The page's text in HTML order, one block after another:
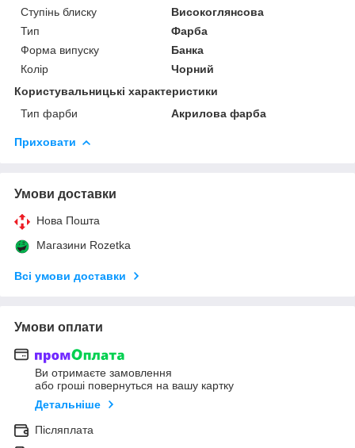
Ступінь блиску
Високоглянсова
Тип
Фарба
Форма випуску
Банка
Колір
Чорний
Користувальницькі характеристики
Тип фарби
Акрилова фарба
Приховати
Умови доставки
Нова Пошта
Магазини Rozetka
Всі умови доставки
Умови оплати
Ви отримаєте замовлення
або гроші повернуться на вашу картку
Детальніше
Післяплата